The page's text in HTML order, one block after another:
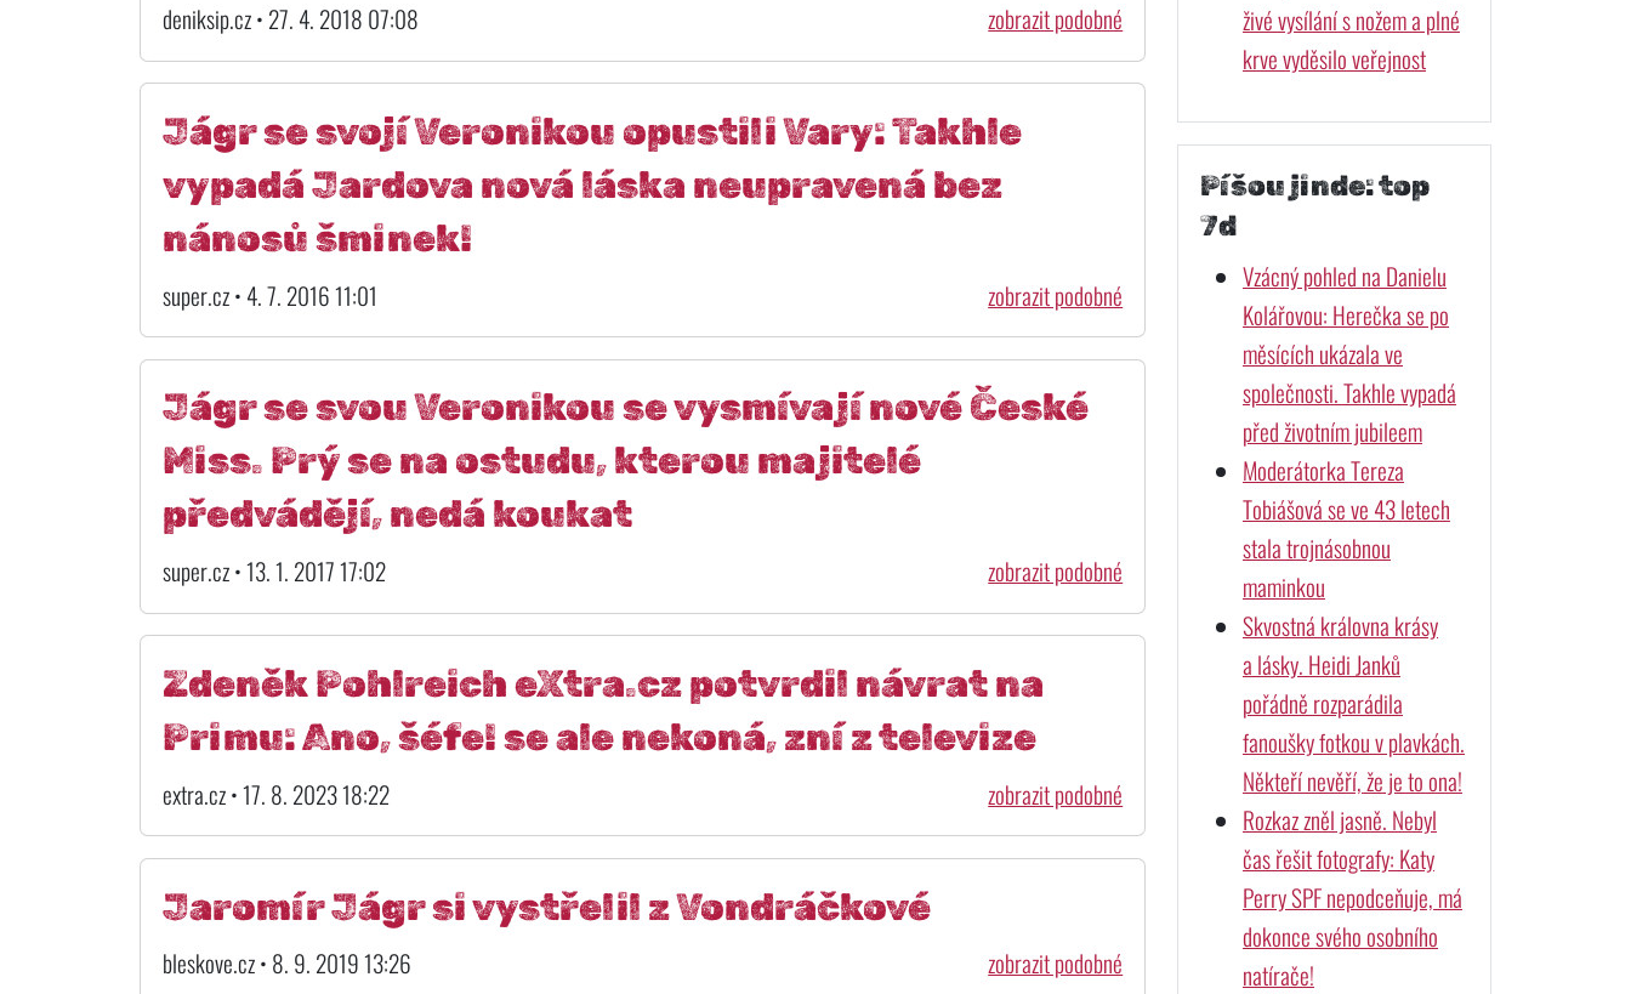
deniksip.cz • 27. 4. 2018 07:08 zobrazit podobné
Jágr se svojí Veronikou opustili Vary: Takhle
vypadá Jardova nová láska neupravená bez
nánosů šminek!
super.cz • 4. 7. 2016 11:01 zobrazit podobné
Jágr se svou Veronikou se vysmívají nové České
Miss. Prý se na ostudu, kterou majitelé
předvádějí, nedá koukat
super.cz • 13. 1. 2017 17:02 zobrazit podobné
Zdeněk Pohlreich eXtra.cz potvrdil návrat na
Primu: Ano, šéfe! se ale nekoná, zní z televize
extra.cz • 17. 8. 2023 18:22 zobrazit podobné
Jaromír Jágr si vystřelil z Vondráčkové
bleskove.cz • 8. 9. 2019 13:26 zobrazit podobné
živé vysílání s nožem a plné
krve vyděsilo veřejnost
Píšou jinde: top
7d
Vzácný pohled na Danielu
Kolářovou: Herečka se po
měsících ukázala ve
společnosti. Takhle vypadá
před životním jubileem
Moderátorka Tereza
Tobiášová se ve 43 letech
stala trojnásobnou
maminkou
Skvostná královna krásy
a lásky. Heidi Janků
pořádně rozparádila
fanoušky fotkou v plavkách.
Někteří nevěří, že je to ona!
Rozkaz zněl jasně. Nebyl
čas řešit fotografy: Katy
Perry SPF nepodceňuje, má
dokonce svého osobního
natírače!